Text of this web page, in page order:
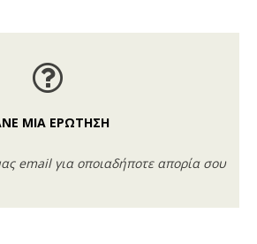
ΜΙΑ ΕΡΩΤΗΣΗ
email για οποιαδήποτε απορία σου